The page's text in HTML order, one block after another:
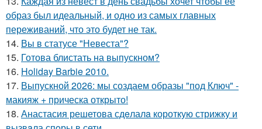
образ был идеальный, и одно из самых главных
переживаний, что это будет не так.
14. Вы в статусе "Невеста"?
15. Готова блистать на выпускном?
16. Holiday Barbie 2010.
17. Выпускной 2026: мы создаем образы "под Ключ" -
макияж + прическа открыто!
18. Анастасия решетова сдeлалa короткую стрижку и